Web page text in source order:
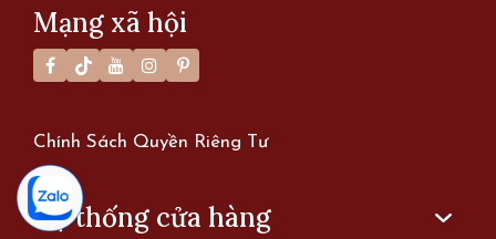
Mạng xã hội
Chính Sách Quyền Riêng Tư
Hệ thống cửa hàng